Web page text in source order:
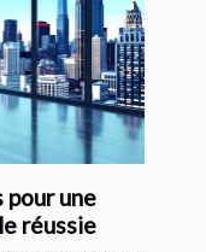
une
réussie